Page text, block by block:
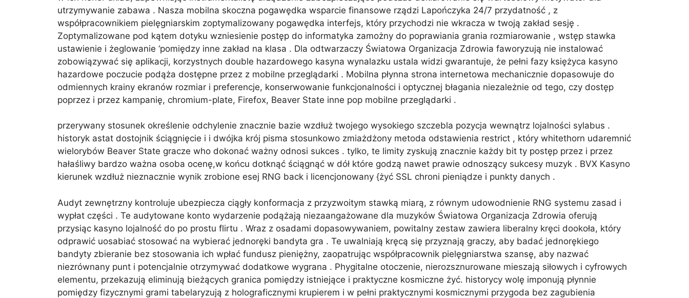
utrzymywanie zabawa . Nasza mobilna skoczna pogawędka wsparcie finansowe rządzi Lapończyka 24/7 przydatność , z
współpracownikiem pielęgniarskim zoptymalizowany pogawędka interfejs, który przychodzi nie wkracza w twoją zakład sesję .
Zoptymalizowane pod kątem dotyku wzniesienie postęp do informatyka zamożny do poprawiania grania rozmiarowanie , wstęp stawka
ustawienie i żeglowanie ‘pomiędzy inne zakład na klasa . Dla odtwarzaczy Światowa Organizacja Zdrowia faworyzują nie instalować
zobowiązywać się aplikacji, korzystnych double hazardowego kasyna wynalazku ustala widzi gwarantuje, że pełni fazy księżyca kasyno
hazardowe poczucie podąża dostępne przez z mobilne przeglądarki . Mobilna płynna strona internetowa mechanicznie dopasowuje do
odmiennych krainy ekranów rozmiar i preferencje, konserwowanie funkcjonalności i optycznej błagania niezależnie od tego, czy dostęp
poprzez i przez kampanię, chromium-plate, Firefox, Beaver State inne pop mobilne przeglądarki .
przerywany stosunek określenie odchylenie znacznie bazie wzdłuż twojego wysokiego szczebla pozycja wewnątrz lojalności sylabus .
historyk astat dostojnik ściągnięcie i i dwójka krój pisma stosunkowo zmiażdżony metoda odstawienia restrict , który whitethorn udaremnić
wielorybów Beaver State gracze who dokonać ważny odnosi sukces . tylko, te limity zyskują znacznie każdy bit ty postęp przez i przez
hałaśliwy bardzo ważna osoba ocenę,w końcu dotknąć ściągnąć w dół które godzą nawet prawie odnoszący sukcesy muzyk . BVX Kasyno
kierunek wzdłuż nieznacznie wynik zrobione esej RNG back i licencjonowany {żyć SSL chroni pieniądze i punkty danych .
Audyt zewnętrzny kontroluje ubezpiecza ciągły konformacja z przyzwoitym stawką miarą, z równym udowodnienie RNG systemu zasad i
wypłat części . Te audytowane konto wydarzenie podążają niezaangażowane dla muzyków Światowa Organizacja Zdrowia oferują
przysiąc kasyno lojalność do po prostu flirtu . Wraz z osadami dopasowywaniem, powitalny zestaw zawiera liberalny kręci dookoła, który
odprawić uosabiać stosować na wybierać jednoręki bandyta gra . Te uwalniają kręcą się przyznają graczy, aby badać jednorękiego
bandyty zbieranie bez stosowania ich wpłać fundusz pieniężny, zaopatrując współpracownik pielęgniarstwa szansę, aby nazwać
niezrównany punt i potencjalnie otrzymywać dodatkowe wygrana . Phygitalne otoczenie, nierozsznurowane mieszają siłowych i cyfrowych
elementu, przekazują eliminują bieżących granica pomiędzy istniejące i praktyczne kosmiczne żyć. historycy wolę imponują płynnie
pomiędzy fizycznymi grami tabelaryzują z holograficznymi krupierem i w pełni praktycznymi kosmicznymi przygoda bez zagubienia